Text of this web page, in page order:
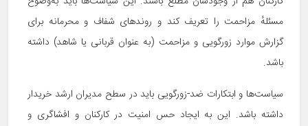
مسئلهٔ مزاحمت را تعریف کند و روندهای شفاف و محرمانه برای
گزارش موارد زورگویی و مزاحمت (به عنوان قربانی یا شاهد) داشته
باشد.
سیاست‌ها و ابتکارات ضد-زورگویی باید در سطح مدیران ارشد خریدار
داشته باشد. این به ایجاد حس امنیت در کارکنان و افشاگری و